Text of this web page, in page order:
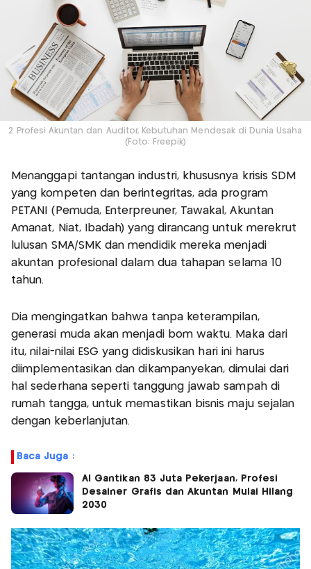
2 Profesi Akuntan dan Auditor, Kebutuhan Mendesak di Dunia Usaha
(Foto: Freepik)
Menanggapi tantangan industri, khususnya krisis SDM
yang kompeten dan berintegritas, ada program
PETANI (Pemuda, Enterpreuner, Tawakal, Akuntan
Amanat, Niat, Ibadah) yang dirancang untuk merekrut
lulusan SMA/SMK dan mendidik mereka menjadi
akuntan profesional dalam dua tahapan selama 10
tahun.
Dia mengingatkan bahwa tanpa keterampilan,
generasi muda akan menjadi bom waktu. Maka dari
itu, nilai-nilai ESG yang didiskusikan hari ini harus
diimplementasikan dan dikampanyekan, dimulai dari
hal sederhana seperti tanggung jawab sampah di
rumah tangga, untuk memastikan bisnis maju sejalan
dengan keberlanjutan.
Baca Juga :
AI Gantikan 83 Juta Pekerjaan, Profesi
Desainer Grafis dan Akuntan Mulai Hilang
2030